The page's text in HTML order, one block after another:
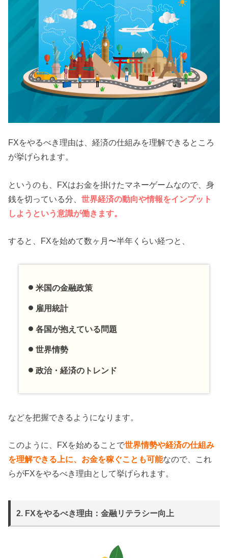
FXをやるべき理由は、経済の仕組みを理解できるところ
が挙げられます。
というのも、FXはお金を掛けたマネーゲームなので、身
銭を切っている分、世界経済の動向や情報をインプット
しようという意識が働きます。
すると、FXを始めて数ヶ月〜半年くらい経つと、
米国の金融政策
雇用統計
各国が抱えている問題
世界情勢
政治・経済のトレンド
などを把握できるようになります。
このように、FXを始めることで世界情勢や経済の仕組み
を理解できる上に、お金を稼ぐことも可能なので、これ
らがFXをやるべき理由として挙げられます。
2. FXをやるべき理由：金融リテラシー向上